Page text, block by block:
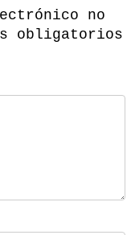
no
obligatorios